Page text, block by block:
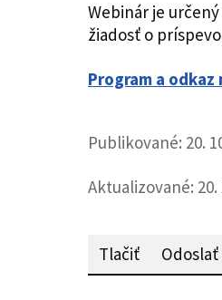
Webinár je
žiadosť o
Program a
Publikované: 20.
Aktualizované: 20.
Tlačiť